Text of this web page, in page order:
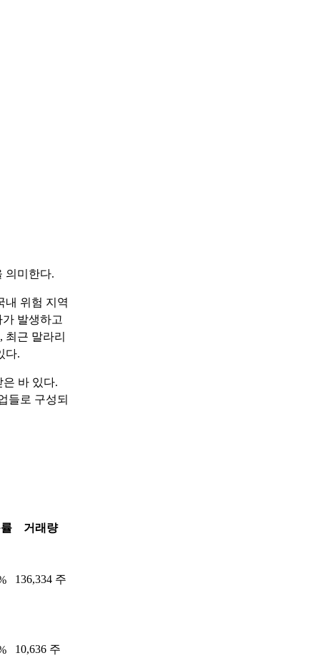
의미한다.
내 위험 지역
발생하고
근 말라리
다.
바 있다.
들로 구성되
거래량
136,334 주
10,636 주